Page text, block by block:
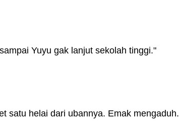
Yuyu gak lanjut sekolah tinggi."
satu helai dari ubannya. Emak mengaduh.